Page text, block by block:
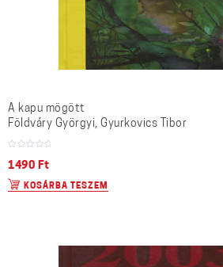
A kapu mögött
Földváry Györgyi, Gyurkovics Tibor
1490 Ft
KOSÁRBA TESZEM